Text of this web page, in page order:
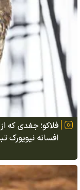
فلاکو؛ جغدی که
افسانه نیویورک